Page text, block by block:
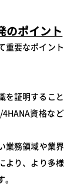
のポイント
重要なポイント
を証明すること
資格など
業務領域や業界
より、より多様